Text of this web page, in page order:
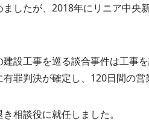
したが、2018年にリニア中央
建設工事を巡る談合事件は工事
罪判決が確定し、120日間の営
相談役に就任しました。